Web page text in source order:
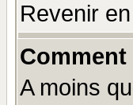
Revenir
A moins